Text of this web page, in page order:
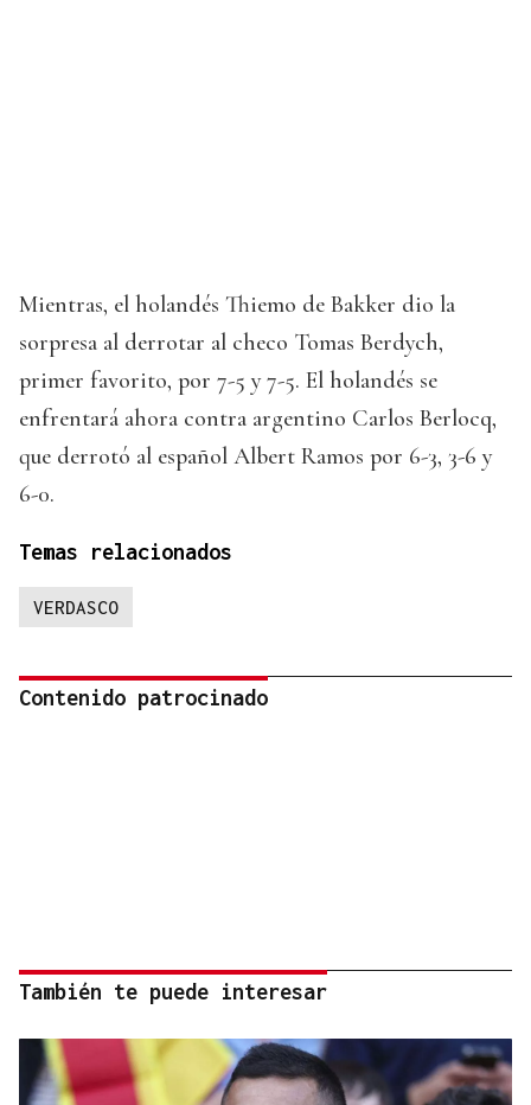
Mientras, el holandés Thiemo de Bakker dio la
sorpresa al derrotar al checo Tomas Berdych,
primer favorito, por 7-5 y 7-5. El holandés se
enfrentará ahora contra argentino Carlos Berlocq,
que derrotó al español Albert Ramos por 6-3, 3-6 y
6-0.
Temas relacionados
VERDASCO
Contenido patrocinado
También te puede interesar